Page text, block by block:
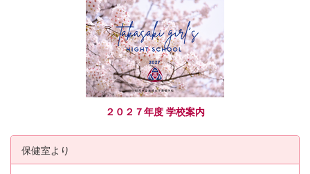
２０２７年度 学校案内
保健室より